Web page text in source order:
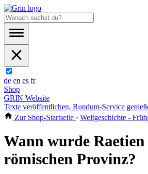
de en es fr
Shop
GRIN Website
Texte veröffentlichen, Rundum-Service
Zur Shop-Startseite › Weltgeschichte -
Wann wurde
römischen Provinz?